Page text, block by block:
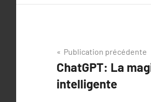
Navigation
de
l’article
Publication précédente
ChatGPT: La
intelligente